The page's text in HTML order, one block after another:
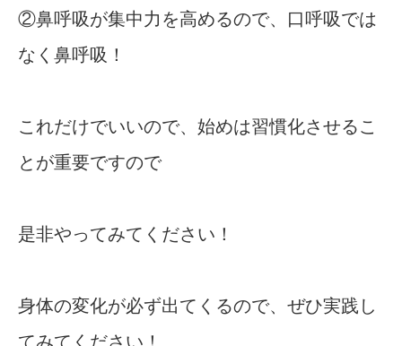
②鼻呼吸が集中力を高めるので、口呼吸では
なく鼻呼吸！
これだけでいいので、始めは習慣化させるこ
とが重要ですので
是非やってみてください！
身体の変化が必ず出てくるので、ぜひ実践し
てみてください！